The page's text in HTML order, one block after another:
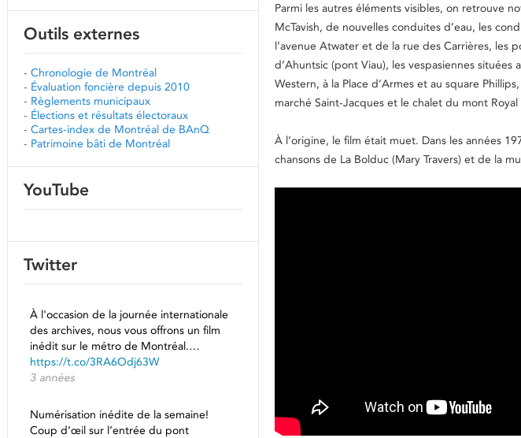
Parmi les autres éléments visibles, on retrouve
McTavish, de nouvelles conduites d’eau, les
l’avenue Atwater et de la rue des Carrières, les
d’Ahuntsic (pont Viau), les vespasiennes
Western, à la Place d’Armes et au square
marché Saint-Jacques et le chalet du mont
À l’origine, le film était muet. Dans les années
chansons de La Bolduc (Mary Travers) et de la
Outils externes
- Chronologie de Montréal
- Évaluation foncière depuis 2010
- Règlements municipaux
- Élections et résultats électoraux
- Cartes-index de Montréal de BAnQ
- Patrimoine bâti de Montréal
YouTube
Twitter
À l'occasion de la journée internationale
des archives, nous vous offrons un film
inédit sur le métro de Montréal.…
https://t.co/3RA6Odj63W
3 années
Numérisation inédite de la semaine!
Coup d’œil sur l’entrée du pont